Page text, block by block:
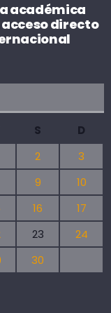
académica
directo
S
D
2
3
9
10
16
17
23
24
30